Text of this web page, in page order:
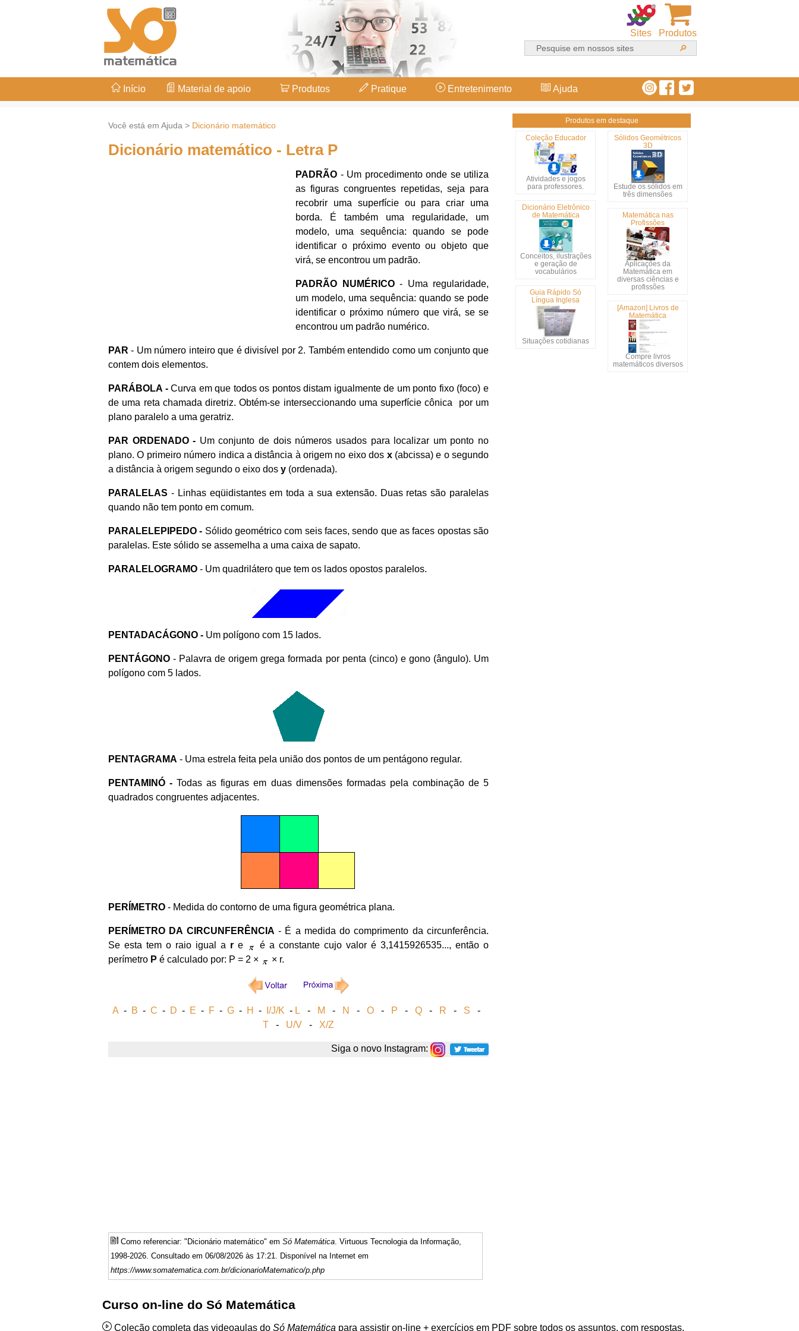
Produtos
Sites
Início Material de apoio Produtos Pratique Entretenimento Ajuda
Você está em Ajuda > Dicionário matemático
Dicionário matemático - Letra P
PADRÃO - Um procedimento onde se utiliza
as figuras congruentes repetidas, seja para
recobrir uma superfície ou para criar uma
borda. É também uma regularidade, um
modelo, uma sequência: quando se pode
identificar o próximo evento ou objeto que
virá, se encontrou um padrão.
PADRÃO NUMÉRICO- Uma regularidade,
um modelo, uma sequência: quando se pode
identificar o próximo número que virá, se se
encontrou um padrão numérico.
PAR - Um número inteiro que é divisível por 2. Também entendido como um conjunto que
contem dois elementos.
PARÁBOLA -Curva em que todos os pontos distam igualmente de um ponto fixo (foco) e
de uma reta chamada diretriz. Obtém-se interseccionando uma superfície cônica por um
plano paralelo a uma geratriz.
PAR ORDENADO - Um conjunto de dois números usados para localizar um ponto no
plano. O primeiro número indica a distância à origem no eixo dos x(abcissa) e o segundo
a distância à origem segundo o eixo dos y (ordenada).
PARALELAS - Linhas eqüidistantes em toda a sua extensão. Duas retas são paralelas
quando não tem ponto em comum.
PARALELEPIPEDO - Sólido geométrico com seis faces, sendo que as faces opostas são
paralelas. Este sólido se assemelha a uma caixa de sapato.
PARALELOGRAMO - Um quadrilátero que tem os lados opostos paralelos.
PENTADACÁGONO - Um polígono com 15 lados.
PENTÁGONO - Palavra de origem grega formada por penta (cinco) e gono (ângulo). Um
polígono com 5 lados.
PENTAGRAMA - Uma estrela feita pela união dos pontos de um pentágono regular.
PENTAMINÓ -Todas as figuras em duas dimensões formadas pela combinação de 5
quadrados congruentes adjacentes.
PERÍMETRO - Medida do contorno de uma figura geométrica plana.
PERÍMETRO DA CIRCUNFERÊNCIA - É a medida do comprimento da circunferência.
Se esta tem o raio igual a r e
é a constante cujo valor é 3,1415926535..., então o
perímetro P é calculado por: P = 2 × × r.
A - B - C - D - E - F- G- H - I/J/K - L - M - N - O- P - Q- R - S -
T - U/V - X/Z
Siga o novo Instagram:
Como referenciar: "Dicionário matemático" em Só Matemática . Virtuous Tecnologia da Informação,
1998-2026. Consultado em 06/08/2026 às 17:21. Disponível na Internet em
https://www.somatematica.com.br/dicionarioMatematico/p.php
Produtos em destaque
Coleção Educador
Atividades e jogos
para professores.
Sólidos Geométricos
3D
Estude os sólidos em
três dimensões
Dicionário Eletrônico
de Matemática
Conceitos, ilustrações
e geração de
vocabulários
Matemática nas
Profissões
Aplicações da
Matemática em
diversas ciências e
profissões
Guia Rápido Só
Língua Inglesa
Situações cotidianas
[Amazon] Livros de
Matemática
Compre livros
matemáticos diversos
Curso on-line do Só Matemática
Coleção completa das videoaulas do Só Matemática para assistir on-line + exercícios em PDF sobre todos os assuntos, com respostas.